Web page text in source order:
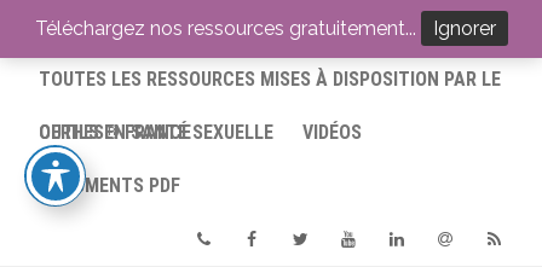
ACCUEIL
TOUTES LES RESSOURCES MISES À DISPOSITION PAR LE
CERHES® FRANCE
OUTILS EN SANTÉ SEXUELLE VIDÉOS
DOCUMENTS PDF
Téléchargez nos ressources gratuitement... Ignorer